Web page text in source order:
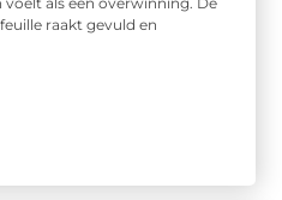
raakt gevuld en